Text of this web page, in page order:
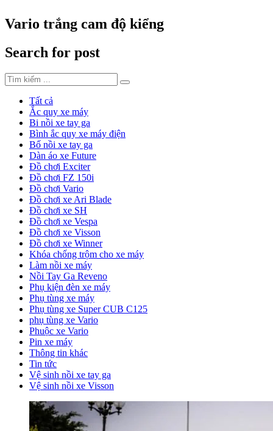
Vario trắng cam độ kiểng
Search for post
Tất cả
Ắc quy xe máy
Bi nồi xe tay ga
Bình ắc quy xe máy điện
Bố nồi xe tay ga
Dàn áo xe Future
Đồ chơi Exciter
Đồ chơi FZ 150i
Đồ chơi Vario
Đồ chơi xe Ari Blade
Đồ chơi xe SH
Đồ chơi xe Vespa
Đồ chơi xe Visson
Đồ chơi xe Winner
Khóa chống trộm cho xe máy
Làm nồi xe máy
Nồi Tay Ga Reveno
Phụ kiện đèn xe máy
Phụ tùng xe máy
Phụ tùng xe Super CUB C125
phụ tùng xe Vario
Phuộc xe Vario
Pin xe máy
Thông tin khác
Tin tức
Vệ sinh nồi xe tay ga
Vệ sinh nồi xe Visson